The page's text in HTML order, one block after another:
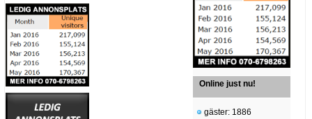
Online just nu!
gäster: 1886